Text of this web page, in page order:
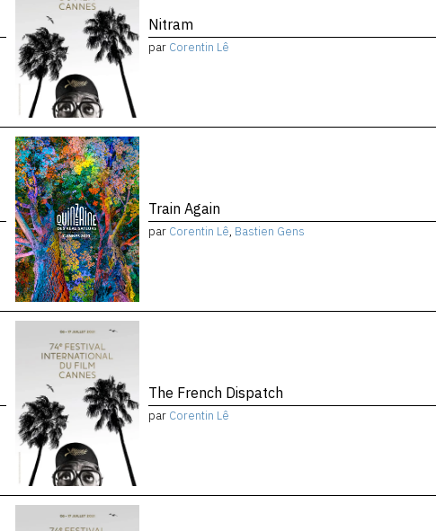
Nitram
par Corentin Lê
Train Again
par Corentin Lê, Bastien Gens
The French Dispatch
par Corentin Lê